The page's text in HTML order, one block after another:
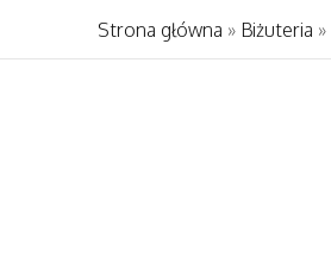
Strona główna » Biżuteria »